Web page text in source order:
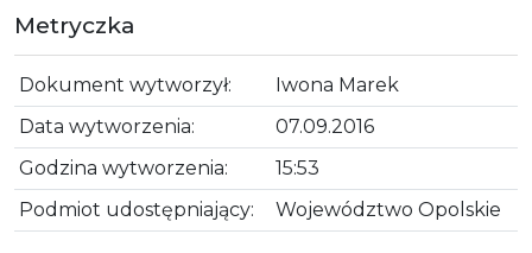
Metryczka
Dokument wytworzył:
Iwona Marek
Data wytworzenia:
07.09.2016
Godzina wytworzenia:
15:53
Podmiot udostępniający:
Województwo Opolskie